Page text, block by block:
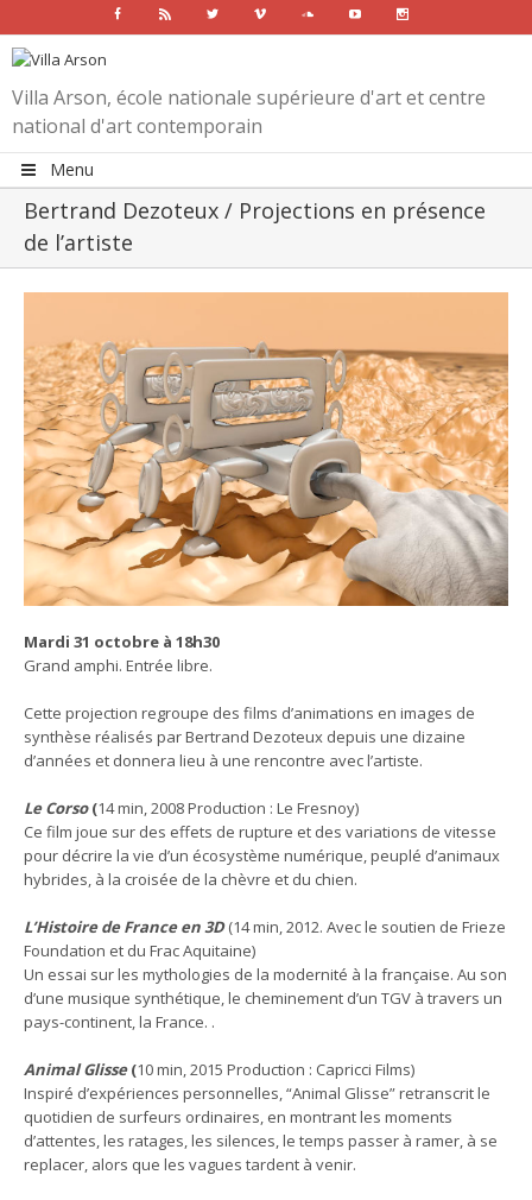
Facebook Rss Twitter Vimeo SoundcloudYoutube
Villa Arson, école nationale supérieure d'art et centre
national d'art contemporain
Menu
Bertrand Dezoteux / Projections en présence
de l’artiste
Image
Mardi 31 octobre à 18h30
Grand amphi. Entrée libre.
Cette projection regroupe des films d’animations en images de
synthèse réalisés par Bertrand Dezoteux depuis une dizaine
d’années et donnera lieu à une rencontre avec l’artiste.
Le Corso(14 min, 2008 Production : Le Fresnoy)
Ce film joue sur des effets de rupture et des variations de vitesse
pour décrire la vie d’un écosystème numérique, peuplé d’animaux
hybrides, à la croisée de la chèvre et du chien.
L’Histoire de France en 3D(14 min, 2012. Avec le soutien de Frieze
Foundation et du Frac Aquitaine)
Un essai sur les mythologies de la modernité à la française. Au son
d’une musique synthétique, le cheminement d’un TGV à travers un
pays-continent, la France. .
Animal Glisse(10 min, 2015 Production : Capricci Films)
Inspiré d’expériences personnelles, “Animal Glisse” retranscrit le
quotidien de surfeurs ordinaires, en montrant les moments
d’attentes, les ratages, les silences, le temps passer à ramer, à se
replacer, alors que les vagues tardent à venir.